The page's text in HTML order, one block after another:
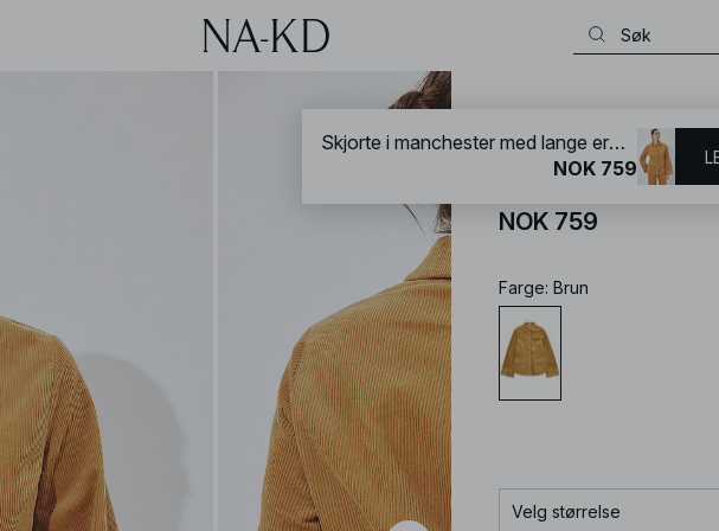
Skjorte i
NOK 759
Farge: Brun
Velg størrelse
Skjorte i manchester med lange ermer
NOK 759